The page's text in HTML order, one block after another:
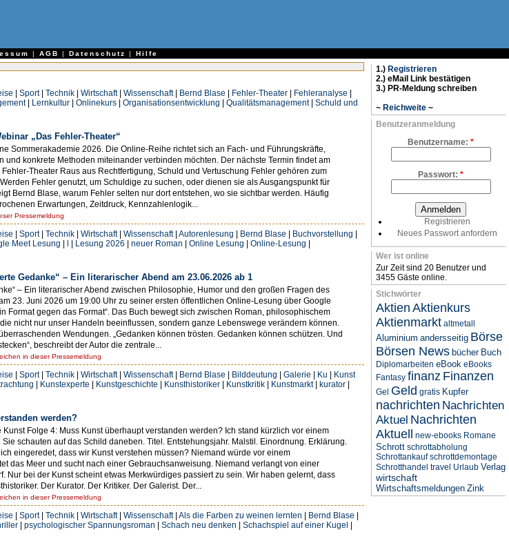
| AGB | Datenschutz | Hilfe
| Sport| Technik | Wirtschaft| Wissenschaft| Bernd Blase | Fehler-Theater | Fehleranalyse |
| Lernkultur | Onlinekurs | Organisationsentwicklung | Qualitätsmanagement| Schuld und
„Das Fehler-Theater“
Sommerakademie 2026. Die Online-Reihe richtet sich an Fach- und Führungskräfte,
konkrete Methoden miteinander verbinden möchten. Der nächste Termin findet am
Theater Raus aus Rechtfertigung, Schuld und Vertuschung Fehler gehören zum
Fehler genutzt, um Schuldige zu suchen, oder dienen sie als Ausgangspunkt für
Bernd Blase, warum Fehler selten nur dort entstehen, wo sie sichtbar werden. Häufig
Erwartungen, Zeitdruck, Kennzahlenlogik...
Pressemeldung
| Sport| Technik | Wirtschaft| Wissenschaft| Autorenlesung | Bernd Blase | Buchvorstellung |
Meet Lesung | l | Lesung 2026 | neuer Roman | Online Lesung | Online-Lesung |
Gedanke“ – Ein literarischer Abend am 23.06.2026 ab 1
– Ein literarischer Abend zwischen Philosophie, Humor und den großen Fragen des
23. Juni 2026 um 19:00 Uhr zu seiner ersten öffentlichen Online-Lesung über Google
Format gegen das Format“. Das Buch bewegt sich zwischen Roman, philosophischem
nicht nur unser Handeln beeinflussen, sondern ganze Lebenswege verändern können.
Wendungen. „Gedanken können trösten. Gedanken können schützen. Und
beschreibt der Autor die zentrale...
in dieser Pressemeldung
| Sport| Technik | Wirtschaft| Wissenschaft| Bernd Blase | Bilddeutung | Galerie | Ku | Kunst
| Kunstexperte | Kunstgeschichte | Kunsthistoriker | Kunstkritik | Kunstmarkt| kurator |
werden?
Folge 4: Muss Kunst überhaupt verstanden werden? Ich stand kürzlich vor einem
schauten auf das Schild daneben. Titel. Entstehungsjahr. Malstil. Einordnung. Erklärung.
eingeredet, dass wir Kunst verstehen müssen? Niemand würde vor einem
das Meer und sucht nach einer Gebrauchsanweisung. Niemand verlangt von einer
bei der Kunst scheint etwas Merkwürdiges passiert zu sein. Wir haben gelernt, dass
Der Kurator. Der Kritiker. Der Galerist. Der...
in dieser Pressemeldung
| Sport| Technik | Wirtschaft| Wissenschaft| Als die Farben zu weinen lernten | Bernd Blase |
| psychologischer Spannungsroman | Schach neu denken | Schachspiel auf einer Kugel |
1.) Registrieren
2.) eMail Link bestätigen
3.) PR-Meldung schreiben
~ Reichweite ~
Benutzeranmeldung
Benutzername: *
Passwort: *
Registrieren
Neues Passwort anfordern
Wer ist online
Zur Zeit sind 20 Benutzer und
3455 Gäste online.
Stichwörter
Aktien Aktienkurs
Aktienmarkt altmetall
Aluminium andersseitig Börse
Börsen News bücher Buch
Diplomarbeiten eBook eBooks
Fantasy finanz Finanzen
Gel Geld gratis Kupfer
nachrichten Nachrichten
Aktuel Nachrichten
Aktuell
new-ebooks Romane
Schrott schrottabholung
Schrottankauf schrottdemontage
Schrotthandel travel Urlaub Verlag
wirtschaft
Wirtschaftsmeldungen Zink